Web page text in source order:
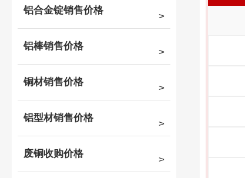
铝合金锭销售价格
铝棒销售价格
铜材销售价格
铝型材销售价格
废铜收购价格